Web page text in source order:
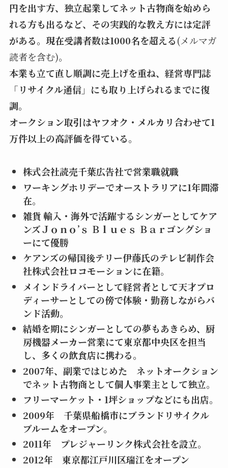
円を出す方、独立起業してネット古物商を始めら
れる方も出るなど、その実践的な教え方には定評
がある。現在受講者数は1000名を超える(メルマガ
読者を含む)。
本業も立て直し順調に売上げを重ね、経営専門誌
「リサイクル通信」にも取り上げられるまでに復
調。
オークション取引はヤフオク・メルカリ合わせて1
万件以上の高評価を得ている。
株式会社読売千葉広告社で営業職就職
ワーキングホリデーでオーストラリアに1年間滞
在。
雑貨 輸入・海外で活躍するシンガーとしてケア
ンズＪｏｎｏ’ｓ Ｂｌｕｅｓ Ｂａｒゴングショ
ーにて優勝
ケアンズの帰国後テリー伊藤氏のテレビ制作会
社株式会社ロコモーションに在籍。
メインドライバーとして経営者として天才プロ
ディーサーとしての傍で体験・勤務しながらバ
ンド活動。
結婚を期にシンガーとしての夢もあきらめ、厨
房機器メーカー営業にて東京都中央区を担当
し、多くの飲食店に携わる。
2007年、副業ではじめた ネットオークション
でネット古物商として個人事業主として独立。
フリーマーケット・1坪ショップなどにも出店。
2009年 千葉県船橋市にブランドリサイクル
ブルームをオープン。
2011年 プレジャーリンク株式会社を設立。
2012年 東京都江戸川区瑞江をオープン